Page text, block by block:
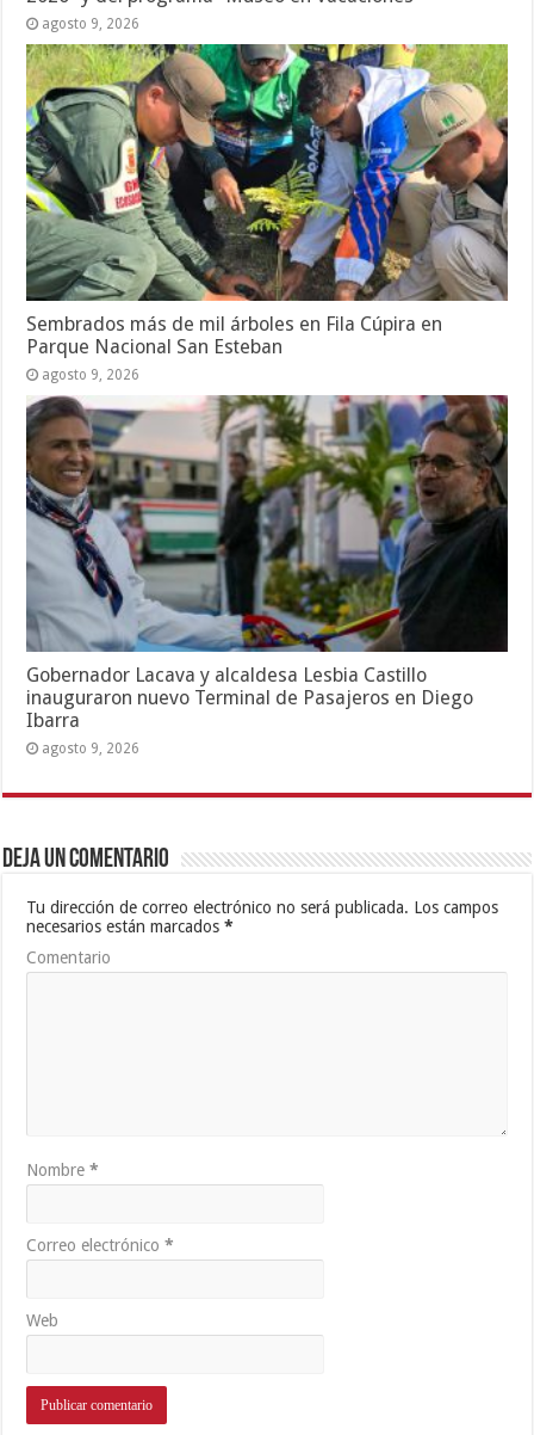
agosto 9, 2026
Sembrados más de mil árboles en Fila Cúpira en
Parque Nacional San Esteban
agosto 9, 2026
Gobernador Lacava y alcaldesa Lesbia Castillo
inauguraron nuevo Terminal de Pasajeros en Diego
Ibarra
agosto 9, 2026
Deja un comentario
Tu dirección de correo electrónico no será publicada. Los campos
necesarios están marcados*
Comentario
Nombre*
Correo electrónico*
Web